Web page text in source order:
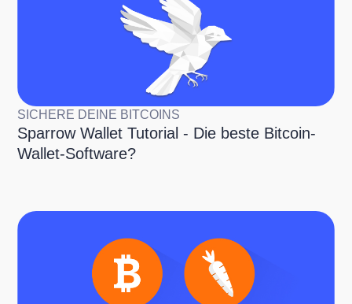
SICHERE DEINE BITCOINS
Sparrow Wallet Tutorial - Die beste Bitcoin-
Wallet-Software?